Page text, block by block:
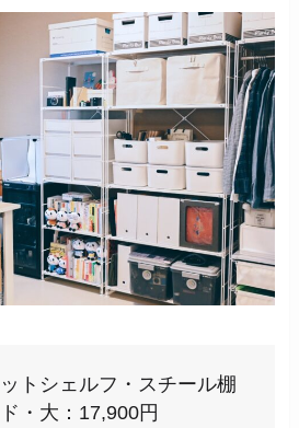
トシェルフ・スチール棚
・大：17,900円